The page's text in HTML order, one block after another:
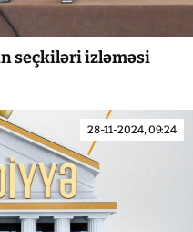
seçkiləri izləməsi
28-11-2024, 09:24